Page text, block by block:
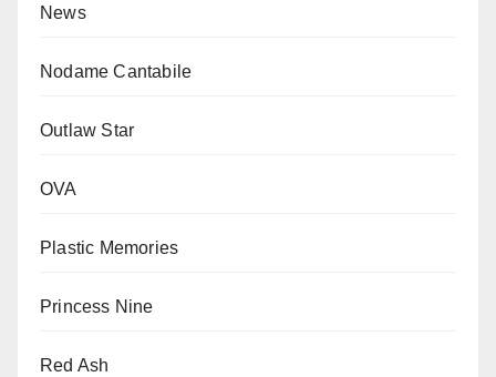
News
Nodame Cantabile
Outlaw Star
OVA
Plastic Memories
Princess Nine
Red Ash